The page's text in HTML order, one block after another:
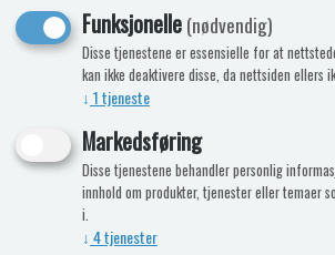
Funksjonelle(nødvendig)
Disse tjenestene er essensielle for at
kan ikke deaktivere disse, da nettsiden ellers
↓ 1tjeneste
Markedsføring
Disse tjenestene behandler personlig
innhold om produkter, tjenester eller temaer
i.
↓ 4tjenester